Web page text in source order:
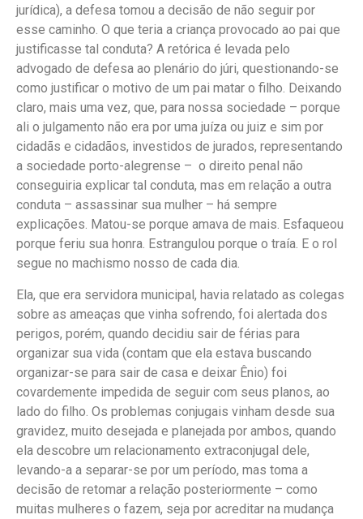
jurídica), a defesa tomou a decisão de não seguir por
esse caminho. O que teria a criança provocado ao pai que
justificasse tal conduta? A retórica é levada pelo
advogado de defesa ao plenário do júri, questionando-se
como justificar o motivo de um pai matar o filho. Deixando
claro, mais uma vez, que, para nossa sociedade – porque
ali o julgamento não era por uma juíza ou juiz e sim por
cidadãs e cidadãos, investidos de jurados, representando
a sociedade porto-alegrense – o direito penal não
conseguiria explicar tal conduta, mas em relação a outra
conduta – assassinar sua mulher – há sempre
explicações. Matou-se porque amava de mais. Esfaqueou
porque feriu sua honra. Estrangulou porque o traía. E o rol
segue no machismo nosso de cada dia.
Ela, que era servidora municipal, havia relatado as colegas
sobre as ameaças que vinha sofrendo, foi alertada dos
perigos, porém, quando decidiu sair de férias para
organizar sua vida (contam que ela estava buscando
organizar-se para sair de casa e deixar Ênio) foi
covardemente impedida de seguir com seus planos, ao
lado do filho. Os problemas conjugais vinham desde sua
gravidez, muito desejada e planejada por ambos, quando
ela descobre um relacionamento extraconjugal dele,
levando-a a separar-se por um período, mas toma a
decisão de retomar a relação posteriormente – como
muitas mulheres o fazem, seja por acreditar na mudança